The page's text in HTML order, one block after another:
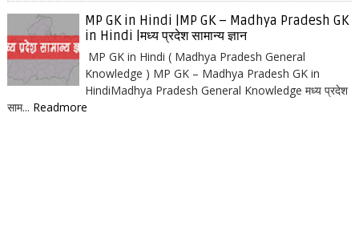
MP GK in Hindi |MP GK – Madhya Pradesh GK
in Hindi |मध्य प्रदेश सामान्य ज्ञान
MP GK in Hindi ( Madhya Pradesh General
Knowledge ) MP GK – Madhya Pradesh GK in
HindiMadhya Pradesh General Knowledge मध्य प्रदेश
साम... Readmore